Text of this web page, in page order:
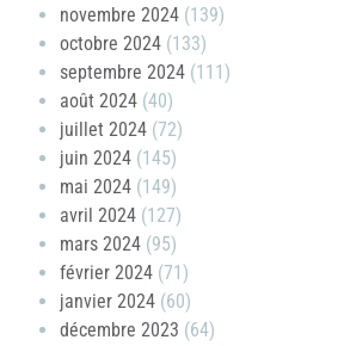
novembre 2024 (139)
octobre 2024 (133)
septembre 2024 (111)
août 2024 (40)
juillet 2024 (72)
juin 2024 (145)
mai 2024 (149)
avril 2024 (127)
mars 2024 (95)
février 2024 (71)
janvier 2024 (60)
décembre 2023 (64)